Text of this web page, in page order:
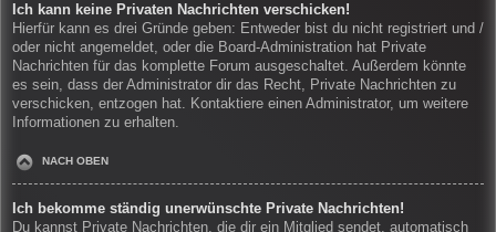
Ich kann keine Privaten Nachrichten verschicken!
Hierfür kann es drei Gründe geben: Entweder bist du nicht registriert und /
oder nicht angemeldet, oder die Board-Administration hat Private
Nachrichten für das komplette Forum ausgeschaltet. Außerdem könnte
es sein, dass der Administrator dir das Recht, Private Nachrichten zu
verschicken, entzogen hat. Kontaktiere einen Administrator, um weitere
Informationen zu erhalten.
NACH OBEN
Ich bekomme ständig unerwünschte Private Nachrichten!
Du kannst Private Nachrichten, die dir ein Mitglied sendet, automatisch